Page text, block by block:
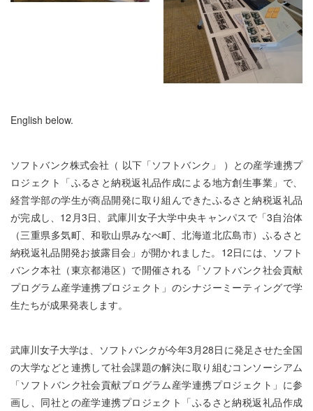
English below.
ソフトバンク株式会社（ 以下「ソフトバンク」 ）との産学連携プ
ロジェクト「ふるさと納税返礼品作成による地方創生事業」で、
経営学部の学生が商品開発に取り組んできたふるさと納税返礼品
が完成し、12月3日、武庫川女子大学中央キャンパスで「3自治体
（三重県多気町、和歌山県みなべ町、北海道北広島市）ふるさと
納税返礼品開発お披露目会」が開かれました。12日には、ソフト
バンク本社（東京都港区）で開催される「ソフトバンク社会貢献
プログラム産学連携プロジェクト」のシナジーミーティングで学
生たちが成果発表します。
武庫川女子大学は、ソフトバンクが今年3月28日に発足させた全国
の大学などと連携して社会課題の解決に取り組むコンソーシアム
「ソフトバンク社会貢献プログラム産学連携プロジェクト」に参
画し、同社との産学連携プロジェクト「ふるさと納税返礼品作成